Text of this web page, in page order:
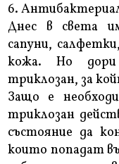
6.
Днес в света
сапуни,
кожа. Но
триклозан, за
Защо е
триклозан
състояние да
които попадат